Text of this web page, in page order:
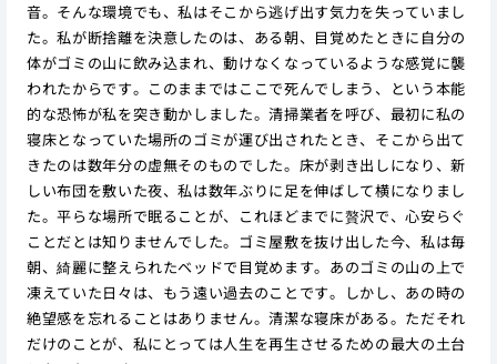
音。そんな環境でも、私はそこから逃げ出す気力を失っていまし
た。私が断捨離を決意したのは、ある朝、目覚めたときに自分の
体がゴミの山に飲み込まれ、動けなくなっているような感覚に襲
われたからです。このままではここで死んでしまう、という本能
的な恐怖が私を突き動かしました。清掃業者を呼び、最初に私の
寝床となっていた場所のゴミが運び出されたとき、そこから出て
きたのは数年分の虚無そのものでした。床が剥き出しになり、新
しい布団を敷いた夜、私は数年ぶりに足を伸ばして横になりまし
た。平らな場所で眠ることが、これほどまでに贅沢で、心安らぐ
ことだとは知りませんでした。ゴミ屋敷を抜け出した今、私は毎
朝、綺麗に整えられたベッドで目覚めます。あのゴミの山の上で
凍えていた日々は、もう遠い過去のことです。しかし、あの時の
絶望感を忘れることはありません。清潔な寝床がある。ただそれ
だけのことが、私にとっては人生を再生させるための最大の土台